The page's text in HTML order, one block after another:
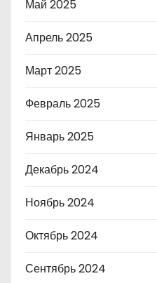
Май 2025
Апрель 2025
Март 2025
Февраль 2025
Январь 2025
Декабрь 2024
Ноябрь 2024
Октябрь 2024
Сентябрь 2024